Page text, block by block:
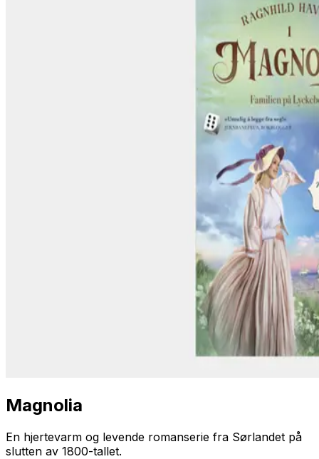
Magnolia
En hjertevarm og levende romanserie fra Sørlandet på
slutten av 1800-tallet.